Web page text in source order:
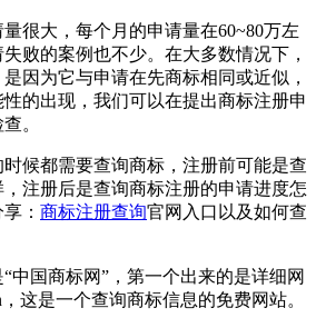
很大，每个月的申请量在60~80万左
败的案例也不少。在大多数情况下，
因为它与申请在先商标相同或近似，
的出现，我们可以在提出商标注册申
。
候都需要查询商标，注册前可能是查
注册后是查询商标注册的申请进度怎
： 商标注册查询官网入口以及如何查
中国商标网”，第一个出来的是详细网
，这是一个查询商标信息的免费网站。